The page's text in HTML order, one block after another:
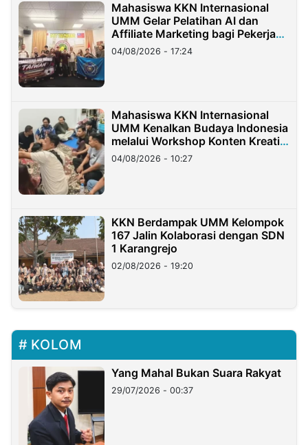
Mahasiswa KKN Internasional
UMM Gelar Pelatihan AI dan
Affiliate Marketing bagi Pekerja
Migran Indonesia di Taiwan
04/08/2026 - 17:24
Mahasiswa KKN Internasional
UMM Kenalkan Budaya Indonesia
melalui Workshop Konten Kreatif
di Taiwan
04/08/2026 - 10:27
KKN Berdampak UMM Kelompok
167 Jalin Kolaborasi dengan SDN
1 Karangrejo
02/08/2026 - 19:20
KOLOM
Yang Mahal Bukan Suara Rakyat
29/07/2026 - 00:37